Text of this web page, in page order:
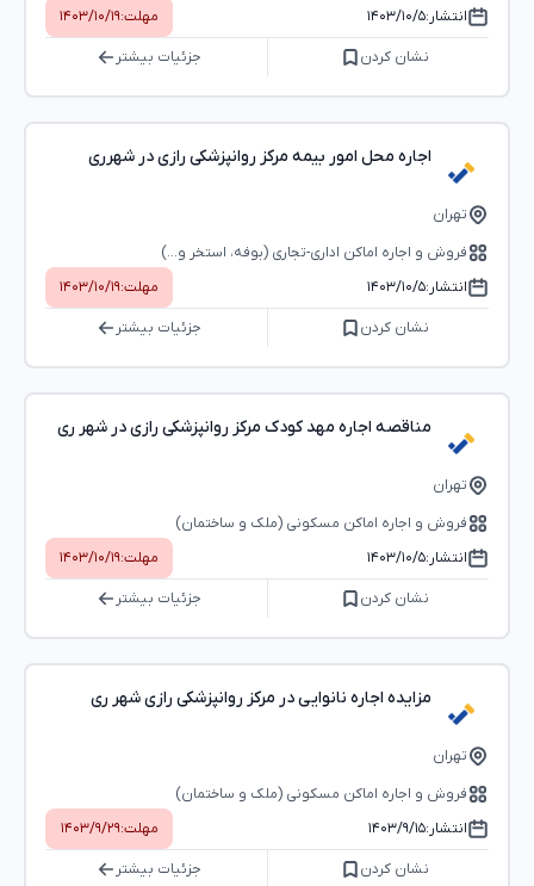
انتشار:۱۴۰۳/۱۰/۵ مهلت:۱۴۰۳/۱۰/۱۹
نشان کردن جزئیات بیشتر
اجاره محل امور بیمه مرکز روانپزشکی رازی در شهرری
تهران
فروش و اجاره اماکن اداری-تجاری (بوفه، استخر و...)
انتشار:۱۴۰۳/۱۰/۵ مهلت:۱۴۰۳/۱۰/۱۹
نشان کردن جزئیات بیشتر
مناقصه اجاره مهد کودک مرکز روانپزشکی رازی در شهر ری
تهران
فروش و اجاره اماکن مسکونی (ملک و ساختمان)
انتشار:۱۴۰۳/۱۰/۵ مهلت:۱۴۰۳/۱۰/۱۹
نشان کردن جزئیات بیشتر
مزایده اجاره نانوایی در مرکز روانپزشکی رازی شهر ری
تهران
فروش و اجاره اماکن مسکونی (ملک و ساختمان)
انتشار:۱۴۰۳/۹/۱۵ مهلت:۱۴۰۳/۹/۲۹
نشان کردن جزئیات بیشتر